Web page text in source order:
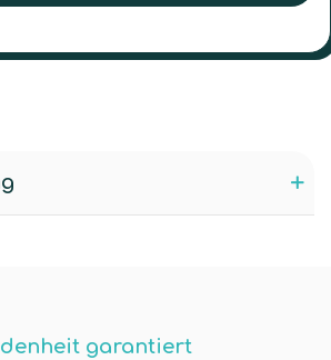
garantiert